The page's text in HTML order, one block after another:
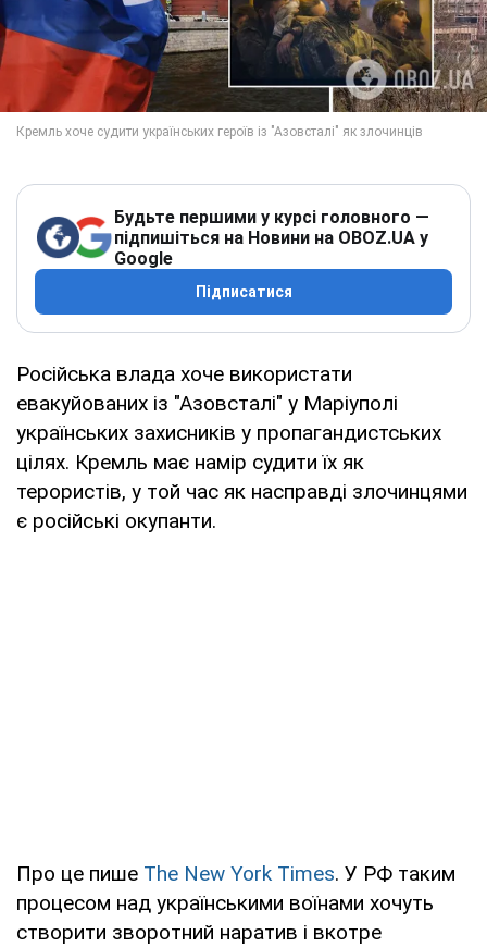
Будьте першими у курсі головного —
підпишіться на Новини на OBOZ.UA у
Google
Підписатися
Російська влада хоче використати
евакуйованих із "Азовсталі" у Маріуполі
українських захисників у пропагандистських
цілях. Кремль має намір судити їх як
терористів, у той час як насправді злочинцями
є російські окупанти.
Про це пише The New York Times. У РФ таким
процесом над українськими воїнами хочуть
створити зворотний наратив і вкотре